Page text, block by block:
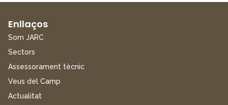
Enllaços
Som JARC
Sectors
Assessorament tècnic
Veus del Camp
Actualitat